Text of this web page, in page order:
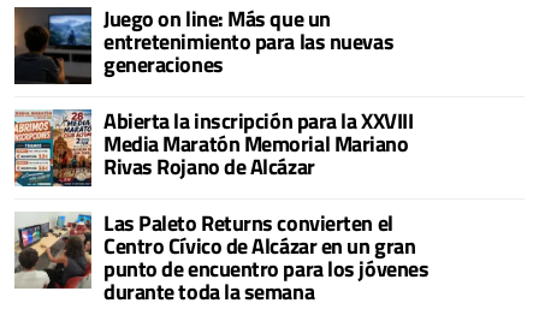
Juego on line: Más que un
entretenimiento para las nuevas
generaciones
Abierta la inscripción para la XXVIII
Media Maratón Memorial Mariano
Rivas Rojano de Alcázar
Las Paleto Returns convierten el
Centro Cívico de Alcázar en un gran
punto de encuentro para los jóvenes
durante toda la semana